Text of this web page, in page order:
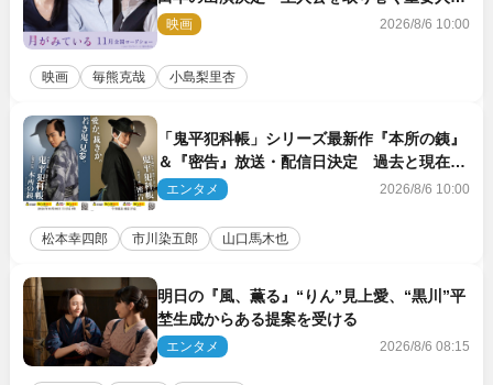
を演じる
映画 2026/8/6 10:00
映画 毎熊克哉 小島梨里杏
「鬼平犯科帳」シリーズ最新作『本所の銕』
＆『密告』放送・配信日決定 過去と現在が
繋がるビジュアルも解禁
エンタメ 2026/8/6 10:00
松本幸四郎 市川染五郎 山口馬木也
明日の『風、薫る』“りん”見上愛、“黒川”平
埜生成からある提案を受ける
エンタメ 2026/8/6 08:15